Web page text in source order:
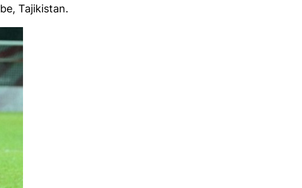
Tajikistan.